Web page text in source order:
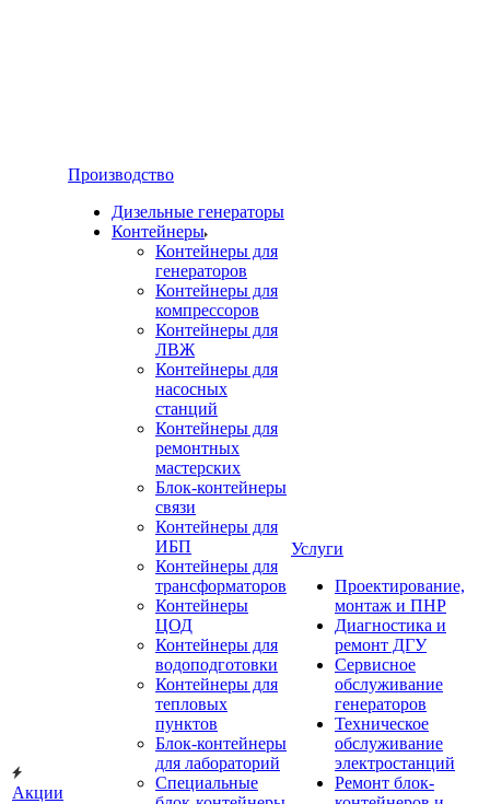
Акции
Производство
Дизельные генераторы
Контейнеры
Контейнеры для
генераторов
Контейнеры для
компрессоров
Контейнеры для
ЛВЖ
Контейнеры для
насосных
станций
Контейнеры для
ремонтных
мастерских
Блок-контейнеры
связи
Контейнеры для
ИБП
Контейнеры для
трансформаторов
Контейнеры
ЦОД
Контейнеры для
водоподготовки
Контейнеры для
тепловых
пунктов
Блок-контейнеры
для лабораторий
Специальные
Услуги
Проектирование,
монтаж и ПНР
Диагностика и
ремонт ДГУ
Сервисное
обслуживание
генераторов
Техническое
обслуживание
электростанций
Ремонт блок-